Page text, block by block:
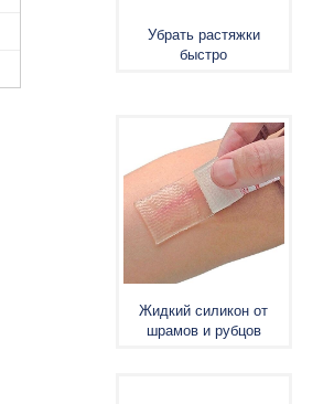
Убрать растяжки
быстро
Жидкий силикон от
шрамов и рубцов